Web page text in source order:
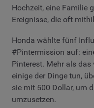
Hochzeit, eine Familie
Ereignisse, die oft
Honda wählte fünf
#Pintermission auf:
Pinterest. Mehr als
einige der Dinge tun,
sie mit 500 Dollar, um
umzusetzen.